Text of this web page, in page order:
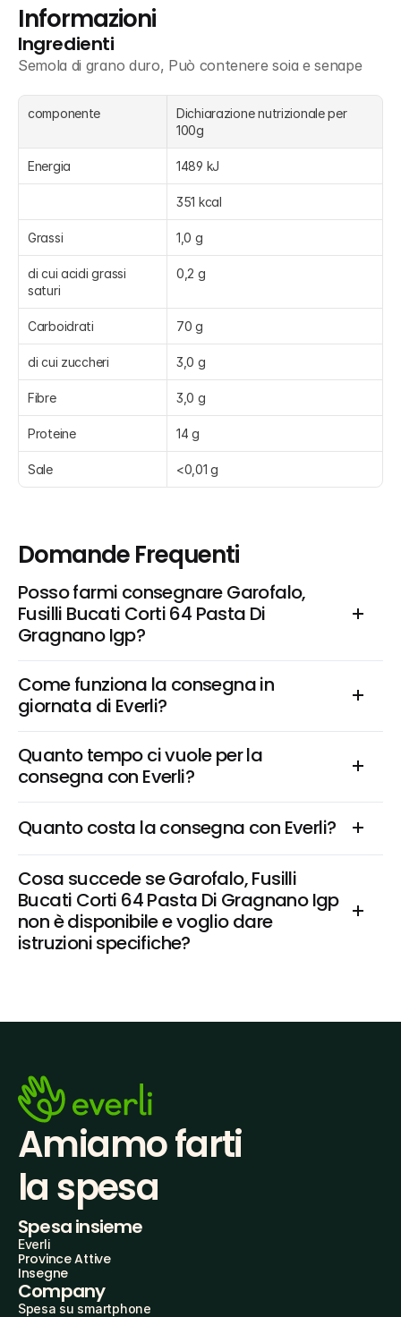
Informazioni
Ingredienti
Semola di grano duro, Può contenere soia e senape
componente
Dichiarazione nutrizionale per
100g
Energia 1489 kJ
351 kcal
Grassi 1,0 g
di cui acidi grassi
saturi
0,2 g
Carboidrati 70 g
di cui zuccheri 3,0 g
Fibre 3,0 g
Proteine 14 g
Sale <0,01 g
Domande Frequenti
Posso farmi consegnare Garofalo,
Fusilli Bucati Corti 64 Pasta Di
Gragnano Igp?
Come funziona la consegna in
giornata di Everli?
Quanto tempo ci vuole per la
consegna con Everli?
Quanto costa la consegna con Everli?
Cosa succede se Garofalo, Fusilli
Bucati Corti 64 Pasta Di Gragnano Igp
non è disponibile e voglio dare
istruzioni specifiche?
Amiamo farti
la spesa
Spesa insieme
Everli
Province Attive
Insegne
Company
Spesa su smartphone